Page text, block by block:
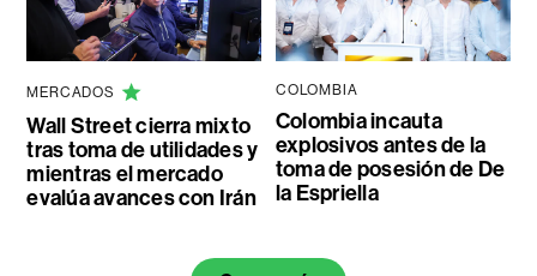
MERCADOS
Wall Street cierra mixto
tras toma de utilidades y
mientras el mercado
evalúa avances con Irán
COLOMBIA
Colombia incauta
explosivos antes de la
toma de posesión de De
la Espriella